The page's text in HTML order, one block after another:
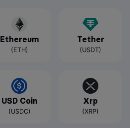
Ethereum
(ETH)
Tether
(USDT)
USD Coin
(USDC)
Xrp
(XRP)